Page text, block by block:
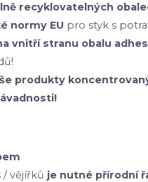
recyklovatelných
normy EU pro styk s
vnitří stranu obalu
produkty
/ vějířků je nutné přírodní